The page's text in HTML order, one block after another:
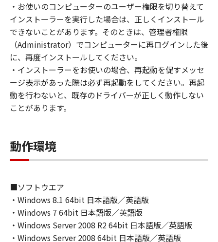
２．制限
(1) お客様は、再使用許諾、譲渡、販売、頒
布、リースもしくは貸与その他の方法により、
第三者に「本ソフトウェア」を使用させること
はできません。
(2) お客様は、「本ソフトウェア」の全部また
は一部を修正、改変、逆コンパイル、逆アセン
ブル、その他リバースエンジニアリング等する
ことはできません。また第三者にこのような行
３．著作権表示
お客様は、「本ソフトウェア」に含まれるキヤ
せん。
４．所有権
「本ソフトウェア」に係る権原および所有権
は、その内容によりキヤノンまたはキヤノンの
・お使いのコンピューターのユーザー権限を切り替えて
インストーラーを実行した場合は、正しくインストール
できないことがあります。そのときは、管理者権限
（Administrator）でコンピューターに再ログインした後
に、再度インストールしてください。
・インストーラーをお使いの場合、再起動を促すメッセ
ージ表示があった際は必ず再起動をしてください。再起
動を行わないと、既存のドライバーが正しく動作しない
ことがあります。
動作環境
■ソフトウエア
・Windows 8.1 64bit 日本語版／英語版
・Windows 7 64bit 日本語版／英語版
・Windows Server 2008 R2 64bit 日本語版／英語版
・Windows Server 2008 64bit 日本語版／英語版